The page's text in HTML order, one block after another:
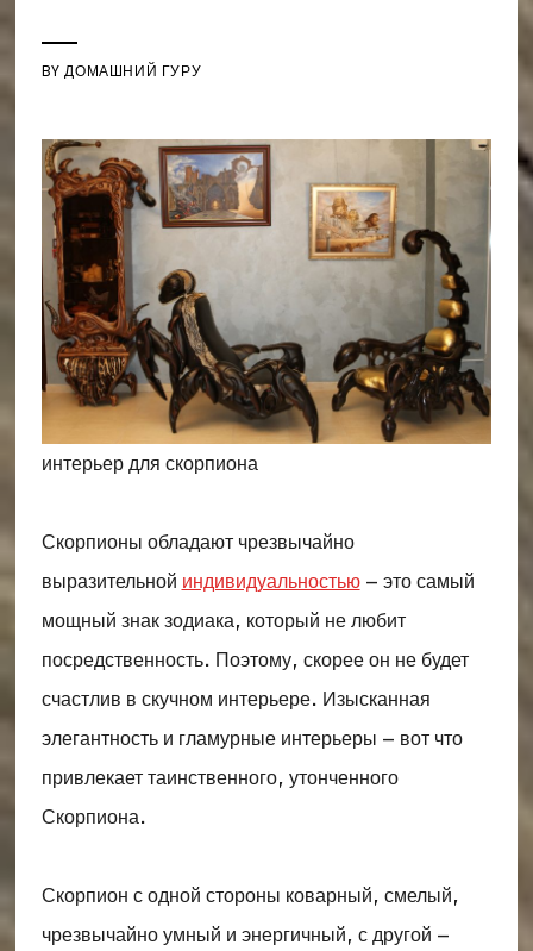
BYДОМАШНИЙ ГУРУ
интерьер для скорпиона
Скорпионы обладают чрезвычайно
выразительной индивидуальностью– это самый
мощный знак зодиака, который не любит
посредственность. Поэтому, скорее он не будет
счастлив в скучном интерьере. Изысканная
элегантность и гламурные интерьеры – вот что
привлекает таинственного, утонченного
Скорпиона.
Скорпион с одной стороны коварный, смелый,
чрезвычайно умный и энергичный, с другой –